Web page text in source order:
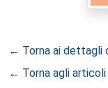
← Torna ai dettagli
← Torna agli articoli